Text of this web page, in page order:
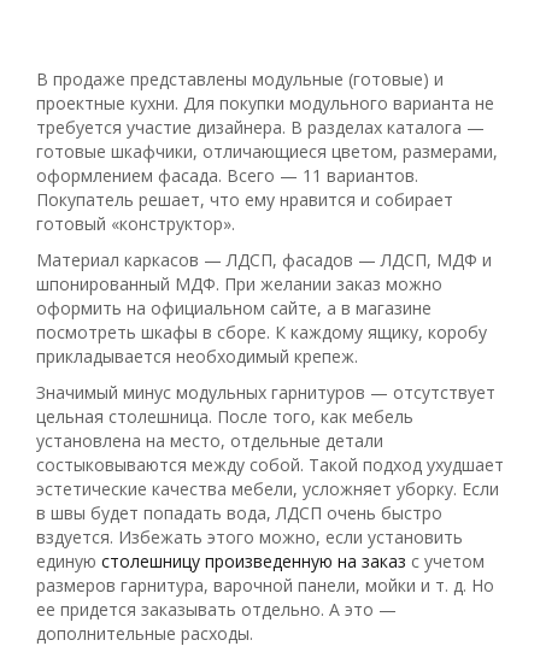
В продаже представлены модульные (готовые) и
проектные кухни. Для покупки модульного варианта не
требуется участие дизайнера. В разделах каталога —
готовые шкафчики, отличающиеся цветом, размерами,
оформлением фасада. Всего — 11 вариантов.
Покупатель решает, что ему нравится и собирает
готовый «конструктор».
Материал каркасов — ЛДСП, фасадов — ЛДСП, МДФ и
шпонированный МДФ. При желании заказ можно
оформить на официальном сайте, а в магазине
посмотреть шкафы в сборе. К каждому ящику, коробу
прикладывается необходимый крепеж.
Значимый минус модульных гарнитуров — отсутствует
цельная столешница. После того, как мебель
установлена на место, отдельные детали
состыковываются между собой. Такой подход ухудшает
эстетические качества мебели, усложняет уборку. Если
в швы будет попадать вода, ЛДСП очень быстро
вздуется. Избежать этого можно, если установить
единую столешницу произведенную на заказ с учетом
размеров гарнитура, варочной панели, мойки и т. д. Но
ее придется заказывать отдельно. А это —
дополнительные расходы.